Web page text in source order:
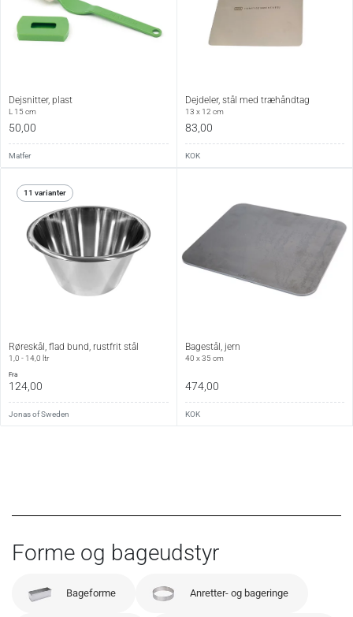
Dejsnitter, plast
L 15 cm
50,00
Matfer
Dejdeler, stål med træhåndtag
13 x 12 cm
83,00
KOK
11 varianter
Røreskål, flad bund, rustfrit stål
1,0 - 14,0 ltr
fra
124,00
Jonas of Sweden
Bagestål, jern
40 x 35 cm
474,00
KOK
Forme og bageudstyr
Bageforme Anretter- og bageringe